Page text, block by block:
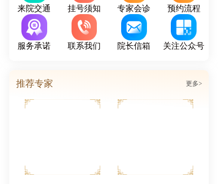
来院交通 挂号须知 专家会诊 预约流程
服务承诺 联系我们 院长信箱 关注公众号
推荐专家 更多>